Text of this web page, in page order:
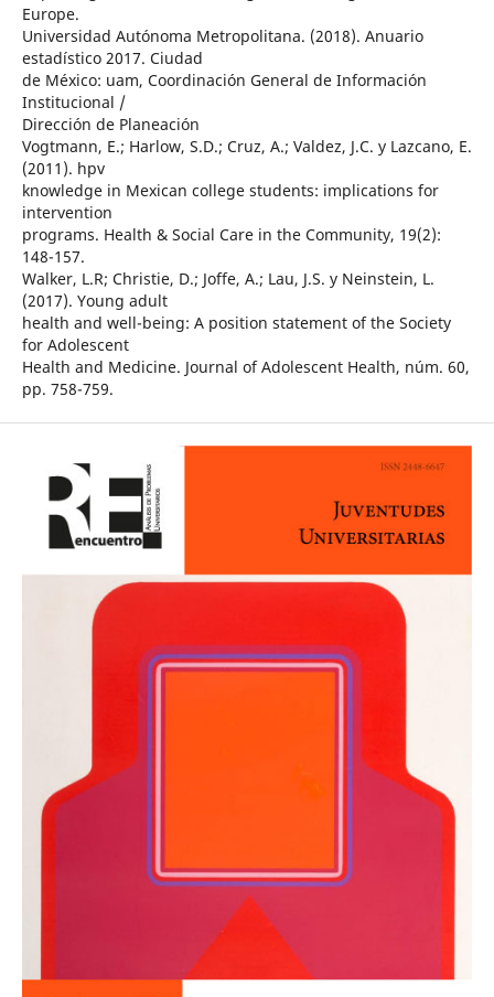
Europe.
Universidad Autónoma Metropolitana. (2018). Anuario
estadístico 2017. Ciudad
de México: uam, Coordinación General de Información
Institucional /
Dirección de Planeación
Vogtmann, E.; Harlow, S.D.; Cruz, A.; Valdez, J.C. y Lazcano, E.
(2011). hpv
knowledge in Mexican college students: implications for
intervention
programs. Health & Social Care in the Community, 19(2):
148-157.
Walker, L.R; Christie, D.; Joffe, A.; Lau, J.S. y Neinstein, L.
(2017). Young adult
health and well-being: A position statement of the Society
for Adolescent
Health and Medicine. Journal of Adolescent Health, núm. 60,
pp. 758-759.